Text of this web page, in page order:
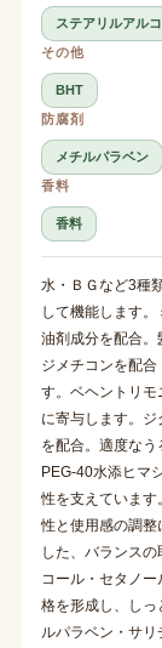
ステアリルアル
その他
BHT
防腐剤
メチルパラベン
香料
香料
水・ＢＧなど3種
して機能します
油剤成分を配合。
ジメチコンを配
す。ベヘントリ
に寄与します。
を配合。適度なう
PEG-40水添ヒマ
性を支えています
性と使用感の調
した、バランス
コール・セタノ
格を形成し、しっ
ルパラベン・サ